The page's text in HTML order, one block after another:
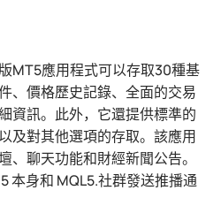
MT5應用程式可以存取30種基
、價格歷史記錄、全面的交易
資訊。此外，它還提供標準的
及對其他選項的存取。該應用
、聊天功能和財經新聞公告。
本身和 MQL5.社群發送推播通